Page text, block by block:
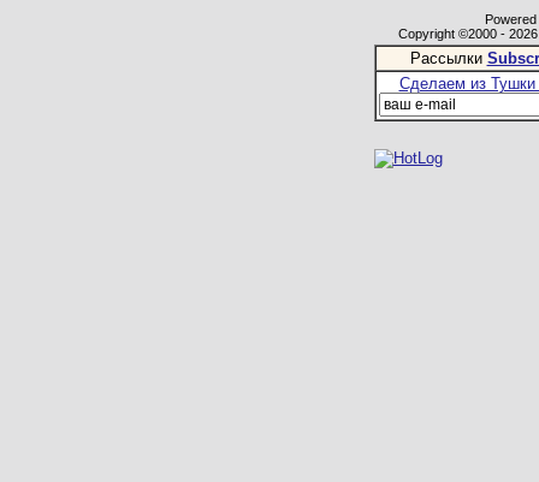
Copyright ©2000 -
Рассылки
Сделаем из Тушки